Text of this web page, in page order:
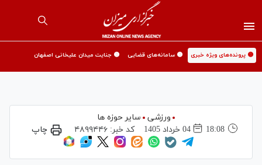
🟡 پرونده‌های ویژه خبری 🟡 سامانه‌های قضایی 🟡 جنایت میدان علیخانی اصفهان
ورزشی
سایر حوزه ها
18:08
04 خرداد 1405 کد خبر: ۴۸۹۹۴۴۶ چاپ